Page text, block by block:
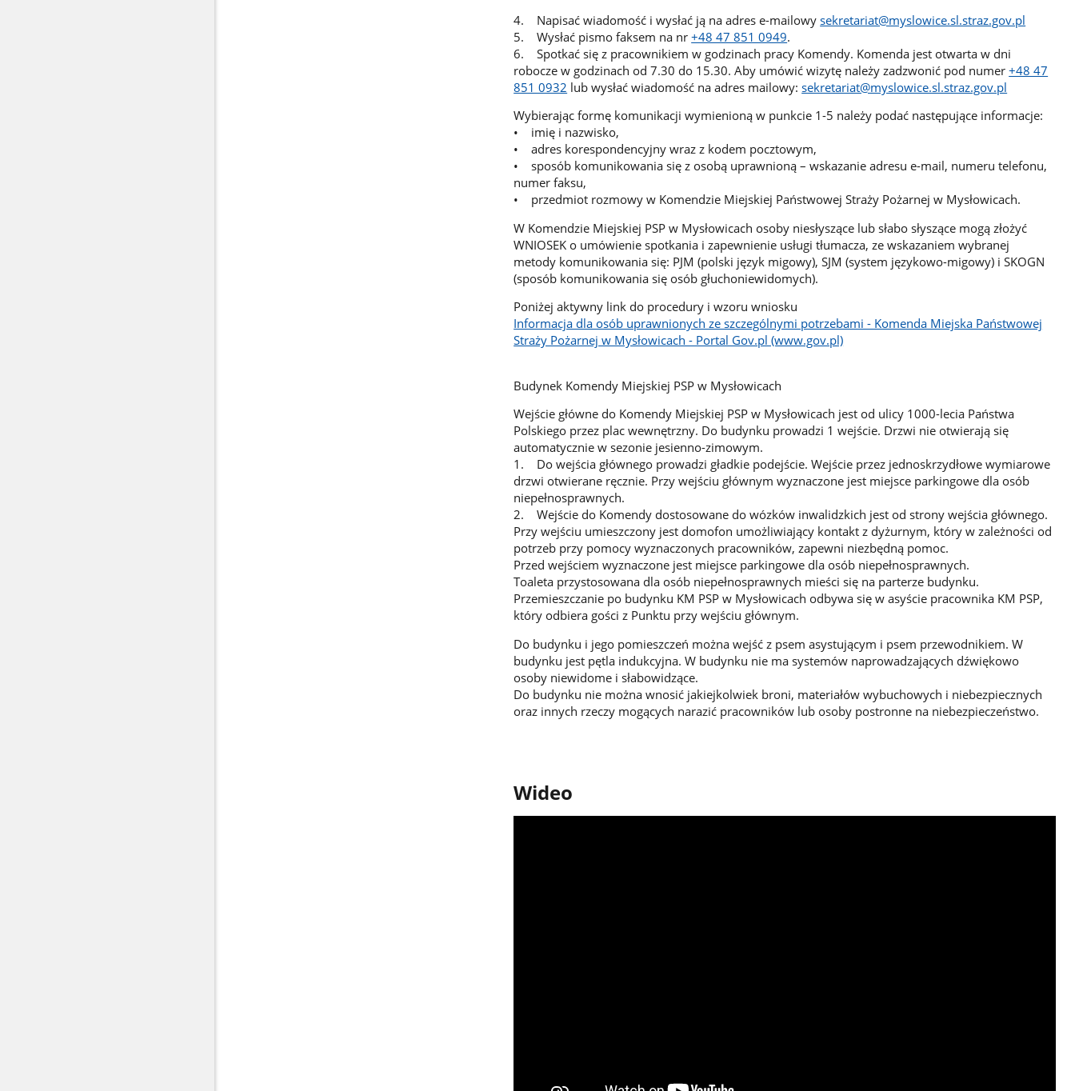
4. Napisać wiadomość i wysłać ją na adres e-mailowysekretariat@myslowice.sl.straz.gov.pl
5. Wysłać pismo faksem na nr+48 47 851 0949.
6. Spotkać się z pracownikiem w godzinach pracy Komendy. Komenda jest otwarta w dni
robocze w godzinach od 7.30 do 15.30. Aby umówić wizytę należy zadzwonić pod numer+48 47
851 0932 lub wysłać wiadomość na adres mailowy:sekretariat@myslowice.sl.straz.gov.pl
Wybierając formę komunikacji wymienioną w punkcie 1-5 należy podać następujące informacje:
• imię i nazwisko,
• adres korespondencyjny wraz z kodem pocztowym,
• sposób komunikowania się z osobą uprawnioną – wskazanie adresu e-mail, numeru telefonu,
numer faksu,
• przedmiot rozmowy w Komendzie Miejskiej Państwowej Straży Pożarnej w Mysłowicach.
W Komendzie Miejskiej PSP w Mysłowicach osoby niesłyszące lub słabo słyszące mogą złożyć
WNIOSEK o umówienie spotkania i zapewnienie usługi tłumacza, ze wskazaniem wybranej
metody komunikowania się: PJM (polski język migowy), SJM (system językowo-migowy) i SKOGN
(sposób komunikowania się osób głuchoniewidomych).
Poniżej aktywny link do procedury i wzoru wniosku
Informacja dla osób uprawnionych ze szczególnymi potrzebami - Komenda Miejska Państwowej
Straży Pożarnej w Mysłowicach - Portal Gov.pl (www.gov.pl)
Budynek Komendy Miejskiej PSP w Mysłowicach
Wejście główne do Komendy Miejskiej PSP w Mysłowicach jest od ulicy 1000-lecia Państwa
Polskiego przez plac wewnętrzny. Do budynku prowadzi 1 wejście. Drzwi nie otwierają się
automatycznie w sezonie jesienno-zimowym.
1. Do wejścia głównego prowadzi gładkie podejście. Wejście przez jednoskrzydłowe wymiarowe
drzwi otwierane ręcznie. Przy wejściu głównym wyznaczone jest miejsce parkingowe dla osób
niepełnosprawnych.
2. Wejście do Komendy dostosowane do wózków inwalidzkich jest od strony wejścia głównego.
Przy wejściu umieszczony jest domofon umożliwiający kontakt z dyżurnym, który w zależności od
potrzeb przy pomocy wyznaczonych pracowników, zapewni niezbędną pomoc.
Przed wejściem wyznaczone jest miejsce parkingowe dla osób niepełnosprawnych.
Toaleta przystosowana dla osób niepełnosprawnych mieści się na parterze budynku.
Przemieszczanie po budynku KM PSP w Mysłowicach odbywa się w asyście pracownika KM PSP,
który odbiera gości z Punktu przy wejściu głównym.
Do budynku i jego pomieszczeń można wejść z psem asystującym i psem przewodnikiem. W
budynku jest pętla indukcyjna. W budynku nie ma systemów naprowadzających dźwiękowo
osoby niewidome i słabowidzące.
Do budynku nie można wnosić jakiejkolwiek broni, materiałów wybuchowych i niebezpiecznych
oraz innych rzeczy mogących narazić pracowników lub osoby postronne na niebezpieczeństwo.
Wideo